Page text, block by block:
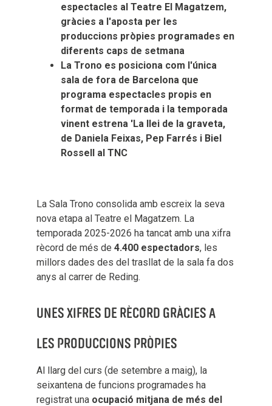
espectacles al Teatre El Magatzem,
gràcies a l'aposta per les
produccions pròpies programades en
diferents caps de setmana
La Trono es posiciona com l'única
sala de fora de Barcelona que
programa espectacles propis en
format de temporada i la temporada
vinent estrena 'La llei de la graveta,
de Daniela Feixas, Pep Farrés i Biel
Rossell al TNC
La Sala Trono consolida amb escreix la seva
nova etapa al Teatre el Magatzem. La
temporada 2025-2026 ha tancat amb una xifra
rècord de més de 4.400 espectadors, les
millors dades des del trasllat de la sala fa dos
anys al carrer de Reding.
UNES XIFRES DE RÈCORD GRÀCIES A
LES PRODUCCIONS PRÒPIES
Al llarg del curs (de setembre a maig), la
seixantena de funcions programades ha
registrat una ocupació mitjana de més del